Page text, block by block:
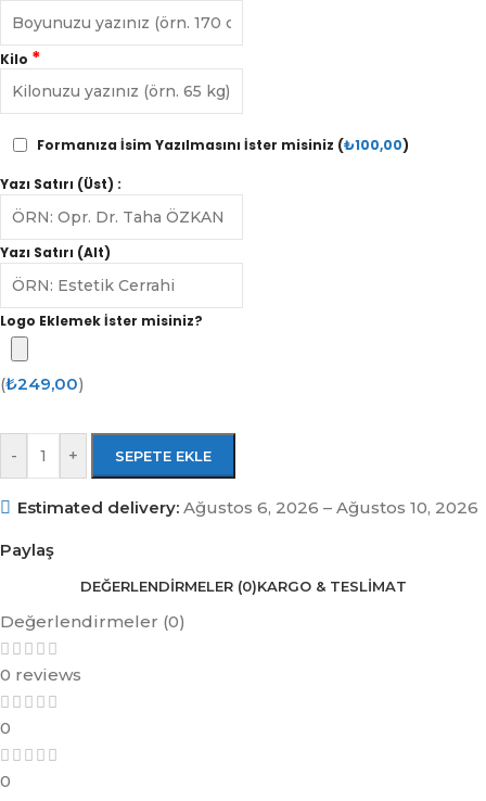
Kilo *
Formanıza İsim Yazılmasını İster misiniz (₺100,00)
Yazı Satırı (Üst) :
Yazı Satırı (Alt)
Logo Eklemek İster misiniz?
(₺249,00)
- + SEPETE EKLE
Estimated delivery: Ağustos 6, 2026 – Ağustos 10, 2026
Paylaş
DEĞERLENDIRMELER (0)KARGO & TESLIMAT
Değerlendirmeler (0)
0 reviews
0
0